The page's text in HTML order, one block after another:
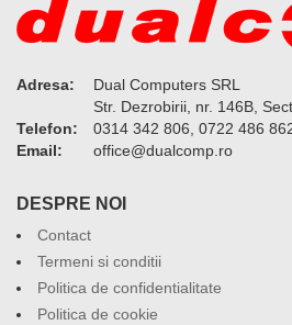
Adresa:
Dual Computers SRL
Str. Dezrobirii, nr. 146B,
Telefon:
0314 342 806, 0722 486
Email:
or.pmoclaud@eciffo
DESPRE NOI
Contact
Termeni si conditii
Politica de confidentialitate
Politica de cookie